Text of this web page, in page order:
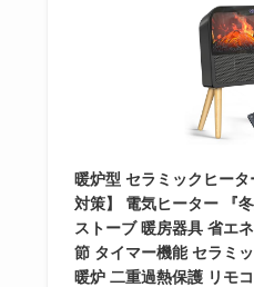
暖炉型 セラミックヒー
対策】 電気ヒーター 『
ストーブ 暖房器具 省エ
節 タイマー機能 セラミ
暖炉 二重過熱保護 リモ